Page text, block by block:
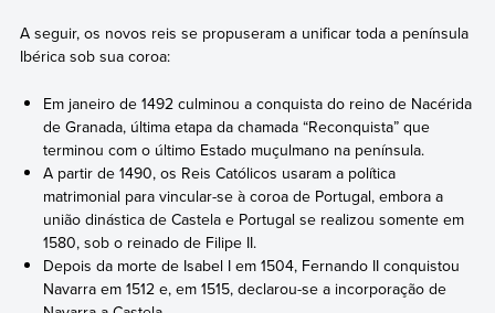
A seguir, os novos reis se propuseram a unificar toda a península
Ibérica sob sua coroa:
Em janeiro de 1492 culminou a conquista do reino de Nacérida
de Granada, última etapa da chamada “Reconquista” que
terminou com o último Estado muçulmano na península.
A partir de 1490, os Reis Católicos usaram a política
matrimonial para vincular-se à coroa de Portugal, embora a
união dinástica de Castela e Portugal se realizou somente em
1580, sob o reinado de Filipe II.
Depois da morte de Isabel I em 1504, Fernando II conquistou
Navarra em 1512 e, em 1515, declarou-se a incorporação de